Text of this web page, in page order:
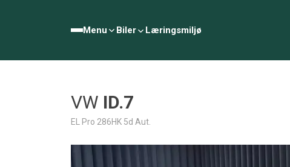
Menu Biler Læringsmiljø
VW ID.7
EL Pro 286HK 5d Aut.